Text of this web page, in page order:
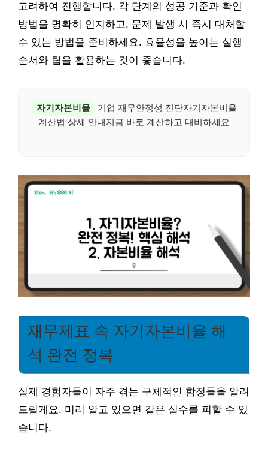
고려하여 진행합니다. 각 단계의 성공 기준과 확인
방법을 명확히 인지하고, 문제 발생 시 즉시 대처할
수 있는 방법을 준비하세요. 효율성을 높이는 실행
순서와 팁을 활용하는 것이 좋습니다.
자기자본비율
기업 재무안정성 진단자기자본비율
계산법 상세 안내지금 바로 계산하고 대비하세요
재무제표 속 자기자본비율 해
석 완전 정복
실제 경험자들이 자주 겪는 구체적인 함정들을 알려
드릴게요. 미리 알고 있으면 같은 실수를 피할 수 있
습니다.